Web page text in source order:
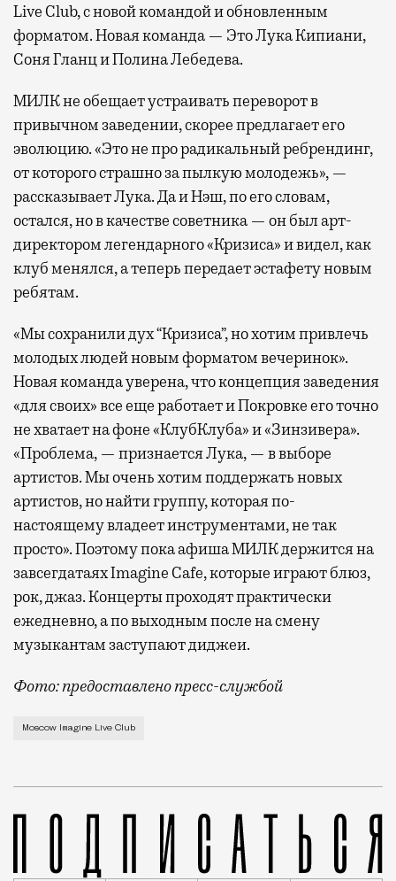
Live Club, с новой командой и обновленным
форматом. Новая команда — Это Лука Кипиани,
Соня Гланц и Полина Лебедева.
МИЛК не обещает устраивать переворот в
привычном заведении, скорее предлагает его
эволюцию. «Это не про радикальный ребрендинг,
от которого страшно за пылкую молодежь», —
рассказывает Лука. Да и Нэш, по его словам,
остался, но в качестве советника — он был арт-
директором легендарного «Кризиса» и видел, как
клуб менялся, а теперь передает эстафету новым
ребятам.
«Мы сохранили дух “Кризиса”, но хотим привлечь
молодых людей новым форматом вечеринок».
Новая команда уверена, что концепция заведения
«для своих» все еще работает и Покровке его точно
не хватает на фоне «КлубКлуба» и «Зинзивера».
«Проблема, — признается Лука, — в выборе
артистов. Мы очень хотим поддержать новых
артистов, но найти группу, которая по-
настоящему владеет инструментами, не так
просто». Поэтому пока афиша МИЛК держится на
завсегдатаях Imagine Cafe, которые играют блюз,
рок, джаз. Концерты проходят практически
ежедневно, а по выходным после на смену
музыкантам заступают диджеи.
Фото: предоставлено пресс-службой
«Двадцать лет сердце рок-н-ролла билось на
Moscow Imagine Live Club